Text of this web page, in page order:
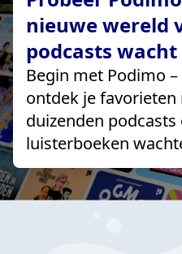
nieuwe wereld
podcasts
Begin met Podimo
ontdek je favorieten
duizenden podcasts
luisterboeken